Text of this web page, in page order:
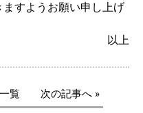
すようお願い申し上げ
以上
覧 次の記事へ »